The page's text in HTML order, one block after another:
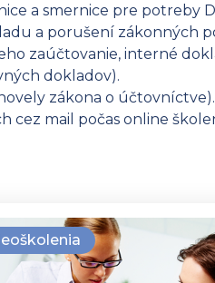
a smernice pre potreby
a porušení zákonných
zaúčtovanie, interné
dokladov).
zákona o účtovníctve).
cez mail počas online